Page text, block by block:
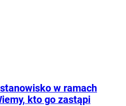
w ramach
kto go zastąpi